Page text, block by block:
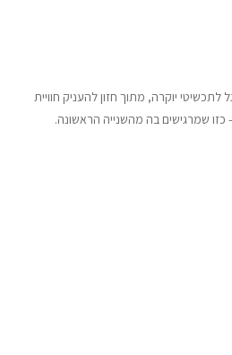
2020 כחנות דגל לתכשיטי יוקרה, מתוך חזון להעניק חוויית
שמרגישים בה מהשנייה הראשונה.